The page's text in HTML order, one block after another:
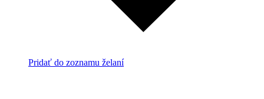
Pridať do zoznamu želaní